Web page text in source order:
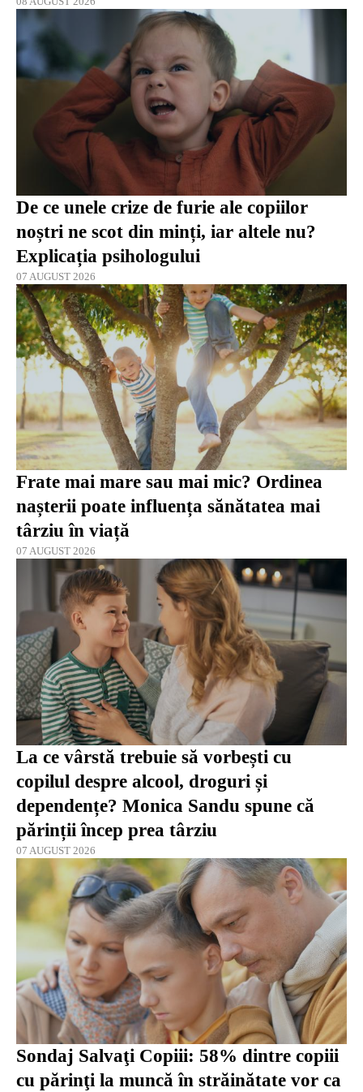
De ce unele crize de furie ale copiilor
noștri ne scot din minți, iar altele nu?
Explicația psihologului
07 AUGUST 2026
Frate mai mare sau mai mic? Ordinea
nașterii poate influența sănătatea mai
târziu în viață
07 AUGUST 2026
La ce vârstă trebuie să vorbești cu
copilul despre alcool, droguri și
dependențe? Monica Sandu spune că
părinții încep prea târziu
07 AUGUST 2026
Sondaj Salvaţi Copiii: 58% dintre copiii
cu părinţi la muncă în străinătate vor ca